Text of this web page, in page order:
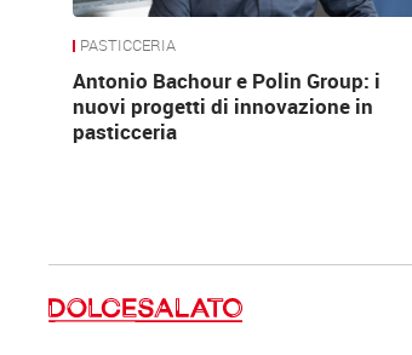
PASTICCERIA
Antonio Bachour e Polin Group: i
nuovi progetti di innovazione in
pasticceria